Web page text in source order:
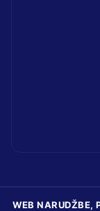
WEB NARUDŽBE,